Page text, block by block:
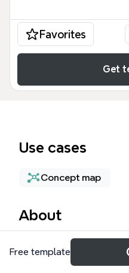
Favorites
Get
Use cases
Concept map
About
Ce modèle de carte
Médicaux) offre une
Free template